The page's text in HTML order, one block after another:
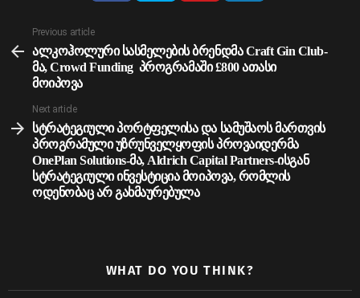
more
Previous article
ალკოჰოლური სასმელების ბრენდმა Craft Gin Club-
მა, Crowd Funding პროგრამაში £800 ათასი
მოიპოვა
Next article
სტრატეგიული პორტფელისა და სამუშაოს მართვის
პროგრამული უზრუნველყოფის პროვაიდერმა
OnePlan Solutions-მა, Aldrich Capital Partners-ისგან
სტრატეგიული ინვესტიცია მოიპოვა, რომლის
ოდენობაც არ გახმაურებულა
WHAT DO YOU THINK?